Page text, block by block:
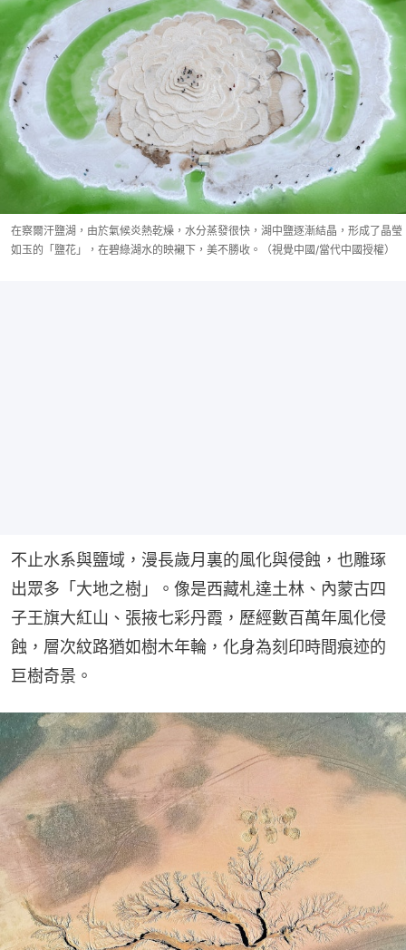
在察爾汗鹽湖，由於氣候炎熱乾燥，水分蒸發很快，湖中鹽逐漸結晶，形成了晶瑩
如玉的「鹽花」，在碧綠湖水的映襯下，美不勝收。（視覺中國/當代中國授權）
不止水系與鹽域，漫長歲月裏的風化與侵蝕，也雕琢
出眾多「大地之樹」。像是西藏札達土林、內蒙古四
子王旗大紅山、張掖七彩丹霞，歷經數百萬年風化侵
蝕，層次紋路猶如樹木年輪，化身為刻印時間痕迹的
巨樹奇景。